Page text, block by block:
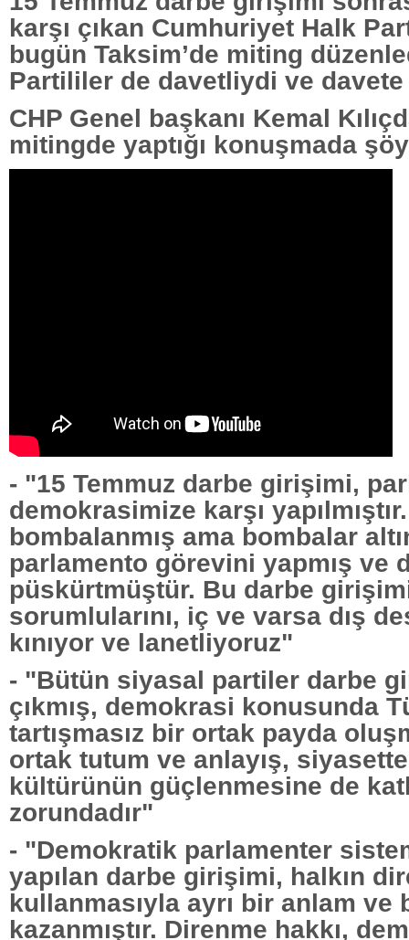
karşı çıkan Cumhuriyet Halk
bugün Taksim’de miting
Partililer de davetliydi ve
CHP Genel başkanı Kemal
mitingde yaptığı konuşmada
- "15 Temmuz darbe girişimi,
demokrasimize karşı
bombalanmış ama bombalar
parlamento görevini yapmış ve
püskürtmüştür. Bu darbe
sorumlularını, iç ve varsa dış
kınıyor ve lanetliyoruz"
- "Bütün siyasal partiler darbe
çıkmış, demokrasi konusunda
tartışmasız bir ortak payda
ortak tutum ve anlayış,
kültürünün güçlenmesine de
zorundadır"
- "Demokratik parlamenter
yapılan darbe girişimi, halkın
kullanmasıyla ayrı bir anlam ve
kazanmıştır. Direnme hakkı,